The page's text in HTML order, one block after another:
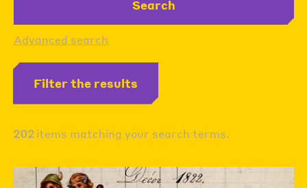
Search
Advanced search
Filter the results
202items matching your search terms.